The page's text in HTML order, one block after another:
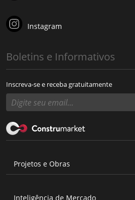
Instagram
Boletins e Informativos
Inscreva-se e receba gratuitamente
Projetos e Obras
Inteligência de Mercado